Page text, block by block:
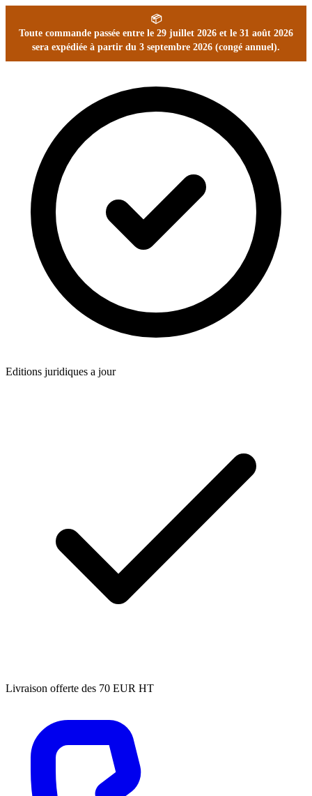
📦
Toute commande passée entre le 29 juillet 2026 et le 31 août 2026
sera expédiée à partir du 3 septembre 2026 (congé annuel).
Editions juridiques a jour
Livraison offerte des 70 EUR HT